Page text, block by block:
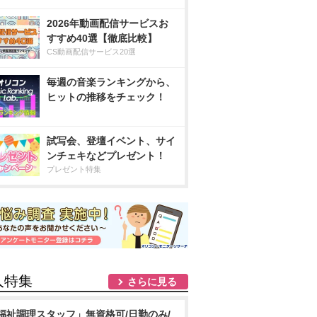
2026年動画配信サービスお
すすめ40選【徹底比較】
CS動画配信サービス20選
毎週の音楽ランキングから、
ヒットの推移をチェック！
試写会、登壇イベント、サイ
ンチェキなどプレゼント！
プレゼント特集
特集 さらに見る
祉調理スタッフ」無資格可/日勤のみ/